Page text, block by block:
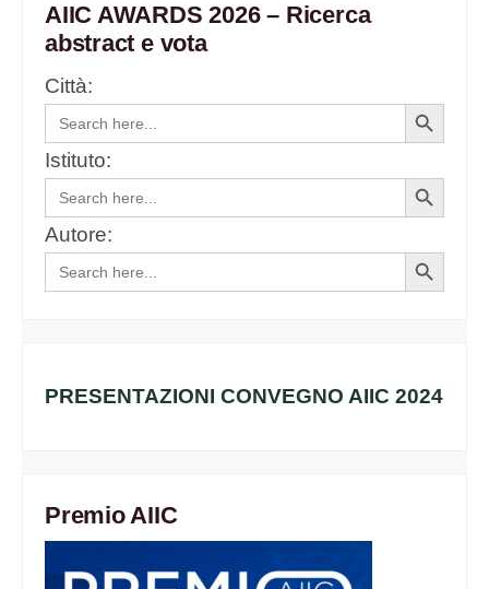
AIIC AWARDS 2026 – Ricerca
abstract e vota
Città:
Search
for:
Search
Button
Istituto:
Search
for:
Search
Button
Autore:
Search
for:
Search
Button
PRESENTAZIONI CONVEGNO AIIC 2024
Premio AIIC